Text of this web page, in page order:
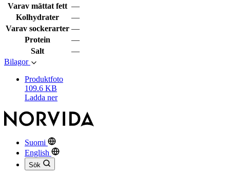
Varav mättat fett —
Kolhydrater
—
Varav sockerarter —
Protein
—
Salt
—
Bilagor
Produktfoto
109.6 KB
Ladda ner
Suomi
English
Sök